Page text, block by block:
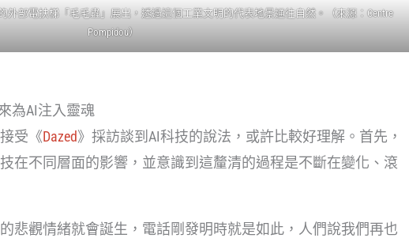
外部電扶梯「毛毛蟲」展出，透過這個工業文明的代表地景通往自然。（來源：Centre
Pompidou）
為AI注入靈魂
受《Dazed》採訪談到AI科技的說法，或許比較好理解。首先，
在不同層面的影響，並意識到這釐清的過程是不斷在變化、滾
悲觀情緒就會誕生，電話剛發明時就是如此，人們說我們再也